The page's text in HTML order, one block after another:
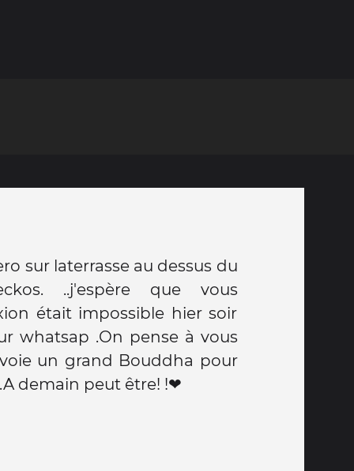
vous rendre sages...A demain peut être! !❤